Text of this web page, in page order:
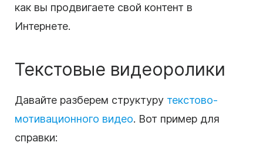
как вы продвигаете свой контент в
Интернете.
Текстовые видеоролики
Давайте разберем структуру текстово-
мотивационного видео. Вот пример для
справки: